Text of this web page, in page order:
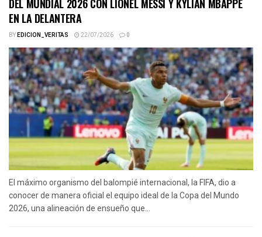
DEL MUNDIAL 2026 CON LIONEL MESSI Y KYLIAN MBAPPÉ
EN LA DELANTERA
BYEDICION_VERITAS 22/07/2026 0
El máximo organismo del balompié internacional, la FIFA, dio a
conocer de manera oficial el equipo ideal de la Copa del Mundo
2026, una alineación de ensueño que...